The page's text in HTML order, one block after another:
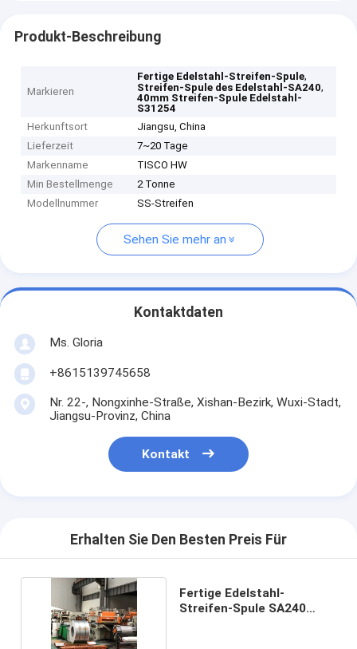
Produkt-Beschreibung
Markieren
Fertige Edelstahl-Streifen-Spule,
Streifen-Spule des Edelstahl-SA240,
40mm Streifen-Spule Edelstahl-
S31254
Herkunftsort
Jiangsu, China
Lieferzeit
7~20 Tage
Markenname
TISCO HW
Min Bestellmenge
2 Tonne
Modellnummer
SS-Streifen
Sehen Sie mehr an
Kontaktdaten
Ms. Gloria
+8615139745658
Nr. 22-, Nongxinhe-Straße, Xishan-Bezirk, Wuxi-Stadt,
Jiangsu-Provinz, China
Kontakt
Erhalten Sie Den Besten Preis Für
Fertige Edelstahl-
Streifen-Spule SA240